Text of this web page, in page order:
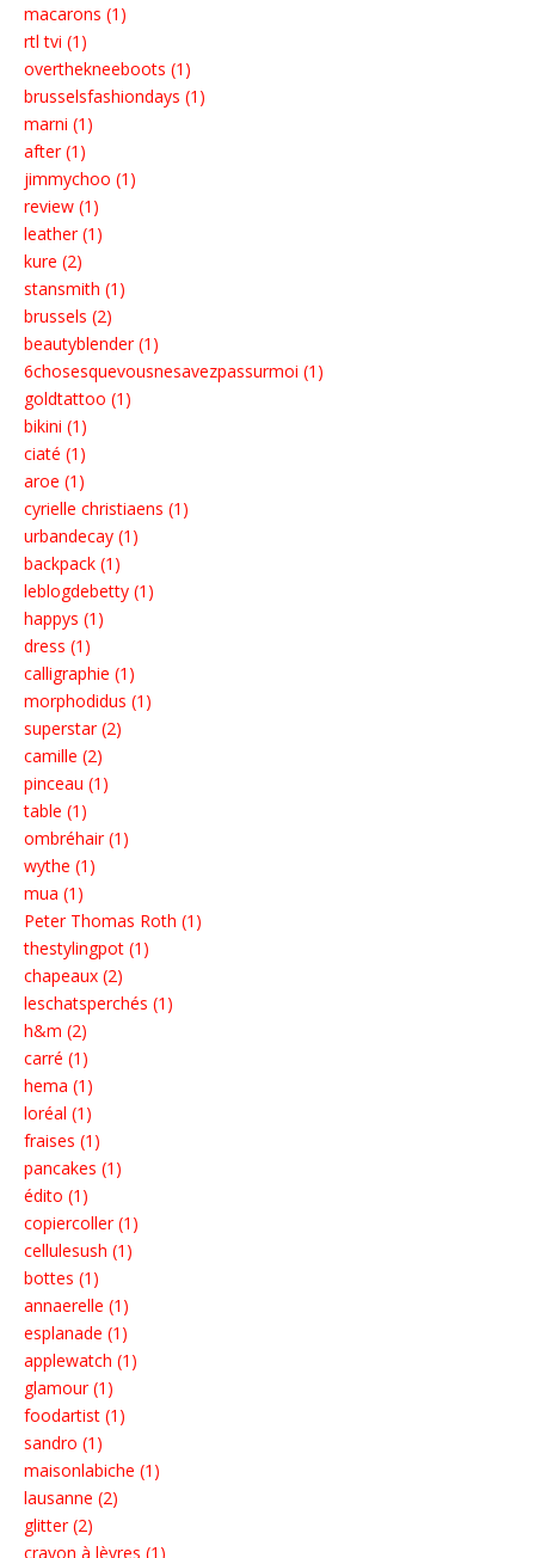
macarons (1)
rtl tvi (1)
overthekneeboots (1)
brusselsfashiondays (1)
marni (1)
after (1)
jimmychoo (1)
review (1)
leather (1)
kure (2)
stansmith (1)
brussels (2)
beautyblender (1)
6chosesquevousnesavezpassurmoi (1)
goldtattoo (1)
bikini (1)
ciaté (1)
aroe (1)
cyrielle christiaens (1)
urbandecay (1)
backpack (1)
leblogdebetty (1)
happys (1)
dress (1)
calligraphie (1)
morphodidus (1)
superstar (2)
camille (2)
pinceau (1)
table (1)
ombréhair (1)
wythe (1)
mua (1)
Peter Thomas Roth (1)
thestylingpot (1)
chapeaux (2)
leschatsperchés (1)
h&m (2)
carré (1)
hema (1)
loréal (1)
fraises (1)
pancakes (1)
édito (1)
copiercoller (1)
cellulesush (1)
bottes (1)
annaerelle (1)
esplanade (1)
applewatch (1)
glamour (1)
foodartist (1)
sandro (1)
maisonlabiche (1)
lausanne (2)
glitter (2)
crayon à lèvres (1)